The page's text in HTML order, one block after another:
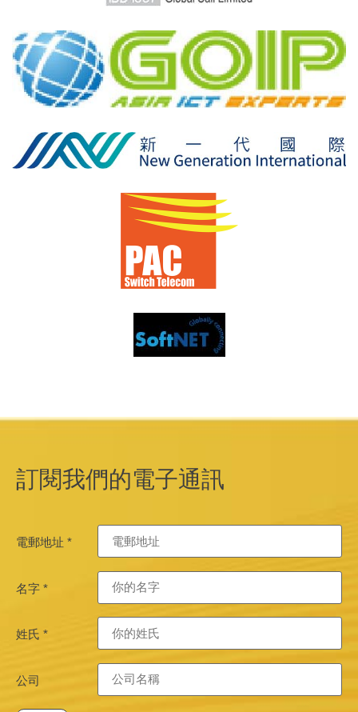
訂閱我們的電子通訊
電郵地址 *
名字 *
姓氏 *
公司